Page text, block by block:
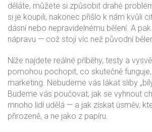
děláte, můžete si způsobit drahé
si je koupili, nakonec přišlo k nám kvůli
dásní nebo nepravidelnému bělení. A
nápravu — což stojí víc než původní
Níže najdete reálné příběhy, testy a
pomohou pochopit, co skutečně
marketing. Nebudeme vás lákat sliby
Budeme vás poučovat, jak se vyhnout
mnoho lidí udělá — a jak získat úsměv,
přirozeně, a ne jako z papíru.